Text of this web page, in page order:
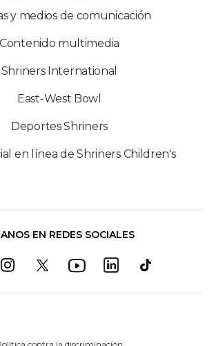
y medios de comunicación
Contenido multimedia
Shriners International
East-West Bowl
Deportes Shriners
en línea de Shriners Children's
EN REDES SOCIALES